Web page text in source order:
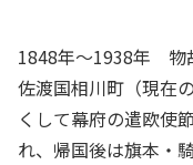
1848年～1938年 物
佐渡国相川町（現在
くして幕府の遣欧使
れ、帰国後は旗本・